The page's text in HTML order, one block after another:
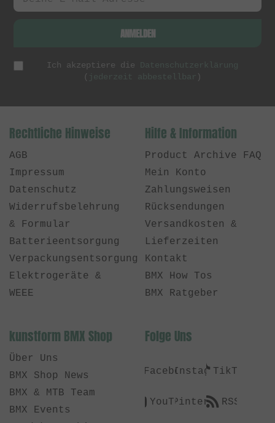
ANMELDEN
Ich akzeptiere die
Datenschutzerklärung
(
jederzeit abbestellbar )
Rechtliche Hinweise
AGB
Impressum
Datenschutz
Widerrufsbelehrung
& Formular
Batterieentsorgung
Verpackungsentsorgung
Elektrogeräte &
WEEE
Hilfe & Information
Product Archive FAQ
Mein Konto
Zahlungsweisen
Rücksendungen
Versandkosten &
Lieferzeiten
Kontakt
BMX How Tos
BMX Ratgeber
kunstform BMX Shop
Über Uns
BMX Shop News
BMX & MTB Team
BMX Events
Folge Uns
FacebookInstagramTikTok
YouTubePinterestRSS